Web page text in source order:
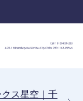
ス星空｜千